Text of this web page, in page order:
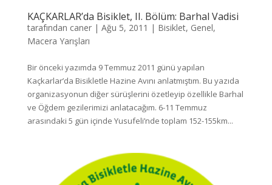
KAÇKARLAR’da Bisiklet, II. Bölüm: Barhal Vadisi
tarafından caner| Ağu 5, 2011 | Bisiklet, Genel,
Macera Yarışları
Bir önceki yazımda 9 Temmuz 2011 günü yapılan
Kaçkarlar’da Bisikletle Hazine Avını anlatmıştım. Bu yazıda
organizasyonun diğer sürüşlerini özetleyip özellikle Barhal
ve Öğdem gezilerimizi anlatacağım. 6-11 Temmuz
arasındaki 5 gün içinde Yusufeli’nde toplam 152-155km...